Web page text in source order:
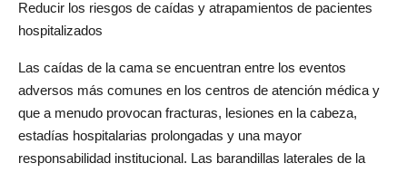
Reducir los riesgos de caídas y atrapamientos de pacientes
hospitalizados
Las caídas de la cama se encuentran entre los eventos
adversos más comunes en los centros de atención médica y
que a menudo provocan fracturas, lesiones en la cabeza,
estadías hospitalarias prolongadas y una mayor
responsabilidad institucional. Las barandillas laterales de la